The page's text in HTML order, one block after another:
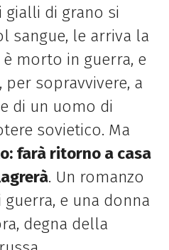
gialli di grano si
sangue, le arriva la
morto in guerra, e
sopravvivere, a
di un uomo di
sovietico. Ma
farà ritorno a casa
. Un romanzo
e una donna
degna della